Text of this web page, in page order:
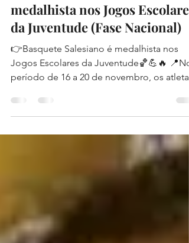
Salesiano Recife
2 min de leitura
Basquete Salesiano é
medalhista nos Jogos Escolares
da Juventude (Fase Nacional)
👉Basquete Salesiano é medalhista nos
Jogos Escolares da Juventude🏀💪🔥 📍No